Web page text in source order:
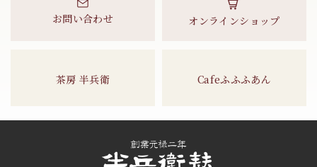
お問い合わせ オンラインショップ
茶房 半兵衛 Cafeふふふあん